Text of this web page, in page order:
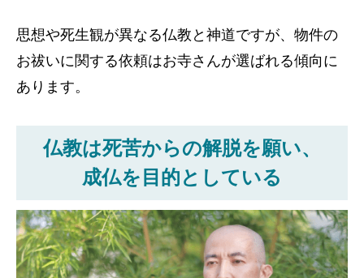
思想や死生観が異なる仏教と神道ですが、物件の
お祓いに関する依頼はお寺さんが選ばれる傾向に
あります。
仏教は死苦からの解脱を願い、
成仏を目的としている